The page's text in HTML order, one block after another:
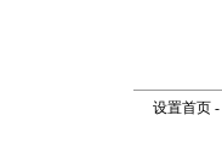
设置首页-